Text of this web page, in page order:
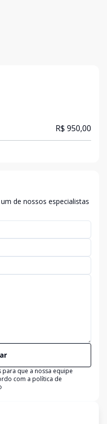
R$ 950,00
de nossos especialistas
que a nossa equipe
com a política de